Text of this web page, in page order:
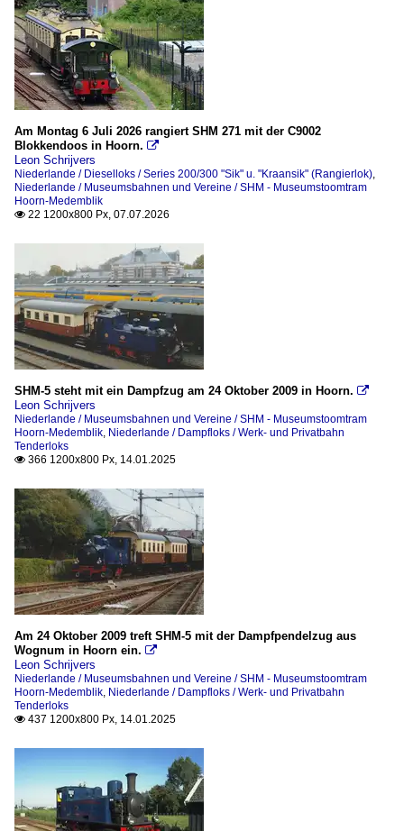
Am Montag 6 Juli 2026 rangiert SHM 271 mit der C9002
Blokkendoos in Hoorn. 
Leon Schrijvers
Niederlande / Dieselloks / Series 200/300 "Sik" u. "Kraansik" (Rangierlok),
Niederlande / Museumsbahnen und Vereine / SHM - Museumstoomtram
Hoorn-Medemblik
 22 1200x800 Px, 07.07.2026
SHM-5 steht mit ein Dampfzug am 24 Oktober 2009 in Hoorn. 
Leon Schrijvers
Niederlande / Museumsbahnen und Vereine / SHM - Museumstoomtram
Hoorn-Medemblik, Niederlande / Dampfloks / Werk- und Privatbahn
Tenderloks
 366 1200x800 Px, 14.01.2025
Am 24 Oktober 2009 treft SHM-5 mit der Dampfpendelzug aus
Wognum in Hoorn ein. 
Leon Schrijvers
Niederlande / Museumsbahnen und Vereine / SHM - Museumstoomtram
Hoorn-Medemblik, Niederlande / Dampfloks / Werk- und Privatbahn
Tenderloks
 437 1200x800 Px, 14.01.2025